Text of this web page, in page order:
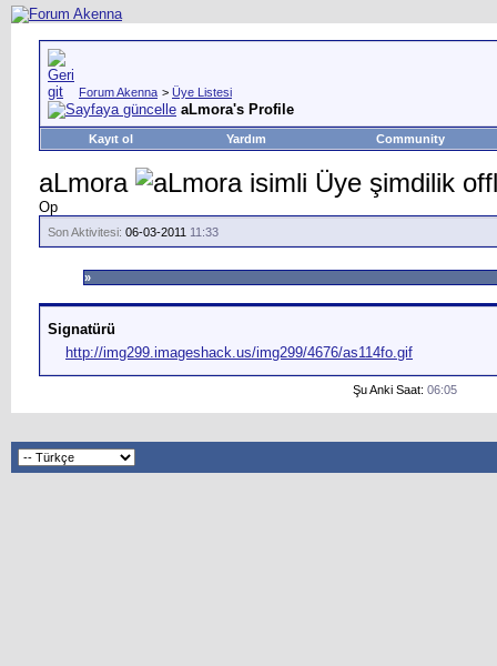
Forum Akenna > Üye Listesi
aLmora's Profile
Kayıt ol Yardım Community
aLmora
Op
Son Aktivitesi: 06-03-2011 11:33
»
Signatürü
http://img299.imageshack.us/img299/4676/as114fo.gif
Şu Anki Saat: 06:05